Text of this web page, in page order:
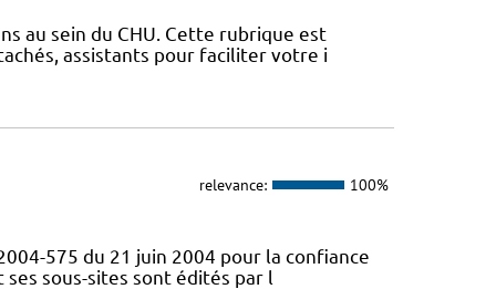
au sein du CHU. Cette rubrique est
assistants pour faciliter votre i
relevance: 100%
575 du 21 juin 2004 pour la confiance
sous-sites sont édités par l